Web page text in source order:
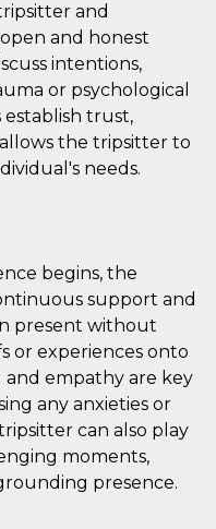
and
and honest
intentions,
or psychological
establish trust,
the tripsitter to
needs.
begins, the
support and
present without
or experiences onto
and empathy are key
any anxieties or
can also play
moments,
presence.
4 semanas 2
Cookie-
Script.com
utiliza esta
cookie para
recordar las
preferencias de
consentimiento
de cookies de
los visitantes. Es
necesario que el
Descripción